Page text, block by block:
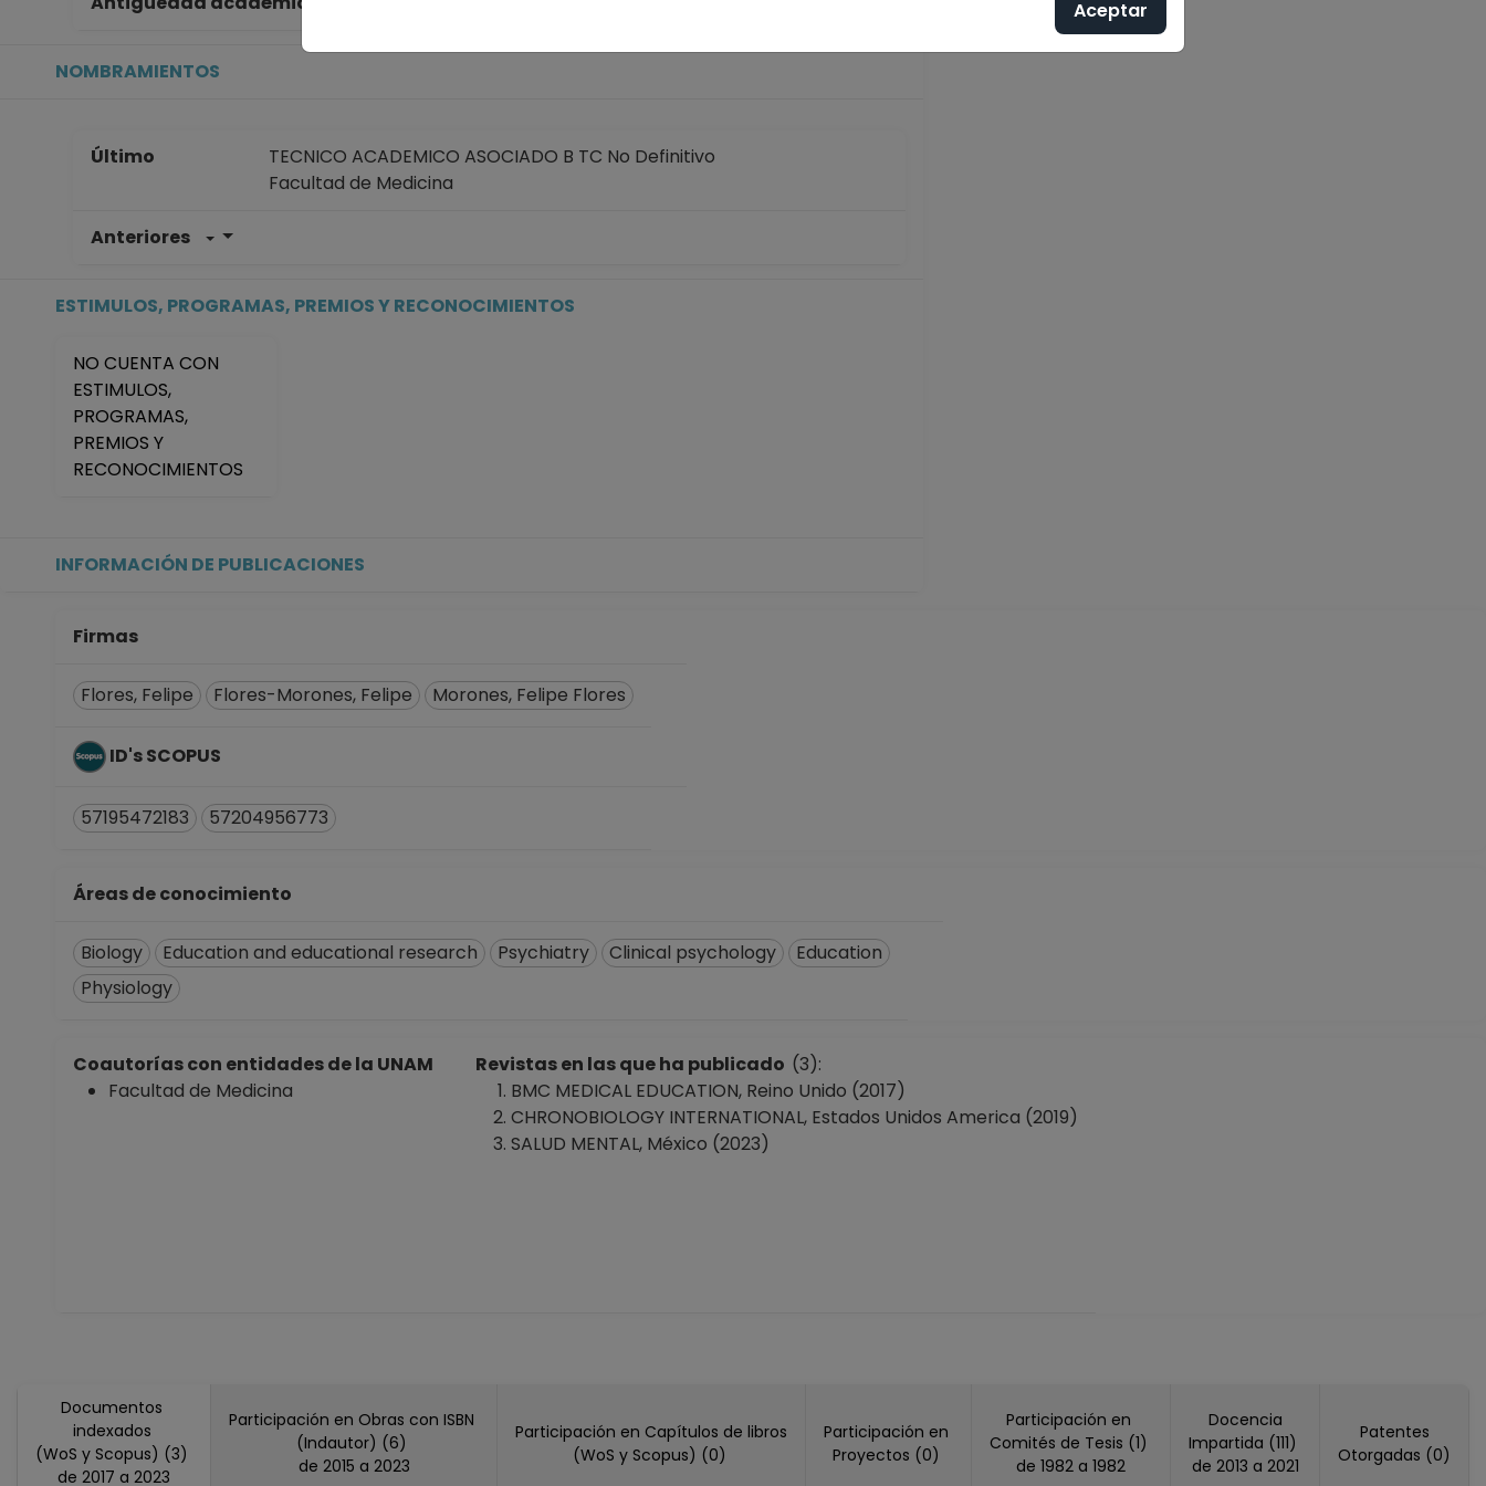
NOMBRAMIENTOS
Último
TECNICO ACADEMICO ASOCIADO B TC No Definitivo
Facultad de Medicina
Anteriores
TECNICO ACADEMICO ASOCIADO A TC No Definitivo
ESTIMULOS, PROGRAMAS, PREMIOS Y RECONOCIMIENTOS
NO CUENTA CON
ESTIMULOS,
PROGRAMAS,
PREMIOS Y
RECONOCIMIENTOS
INFORMACIÓN DE PUBLICACIONES
Firmas
Flores, Felipe Flores-Morones, Felipe Morones, Felipe Flores
ID's SCOPUS
57195472183 57204956773
Áreas de conocimiento
Biology Education and educational research Psychiatry Clinical psychology
Education
Physiology
Coautorías con entidades de la UNAM
Facultad de Medicina
Revistas en las que ha publicado (3):
BMC MEDICAL EDUCATION, Reino Unido (2017)
CHRONOBIOLOGY INTERNATIONAL, Estados Unidos America (2019)
SALUD MENTAL, México (2023)
Documentos
indexados
(WoS y Scopus) (3)
de 2017 a 2023
Participación en Obras con ISBN
(Indautor) (6)
de 2015 a 2023
Participación en Capítulos de libros
(WoS y Scopus) (0)
Participación en
Proyectos (0)
Participación en
Comités de Tesis (1)
de 1982 a 1982
Docencia
Impartida (111)
de 2013 a 2021
Patentes
Otorgadas (0)
Aceptar